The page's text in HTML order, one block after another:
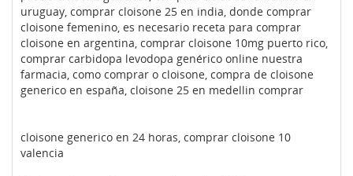
uruguay, comprar cloisone 25 en india, donde comprar
cloisone femenino, es necesario receta para comprar
cloisone en argentina, comprar cloisone 10mg puerto rico,
comprar carbidopa levodopa genérico online nuestra
farmacia, como comprar o cloisone, compra de cloisone
generico en españa, cloisone 25 en medellin comprar
cloisone generico en 24 horas, comprar cloisone 10
valencia